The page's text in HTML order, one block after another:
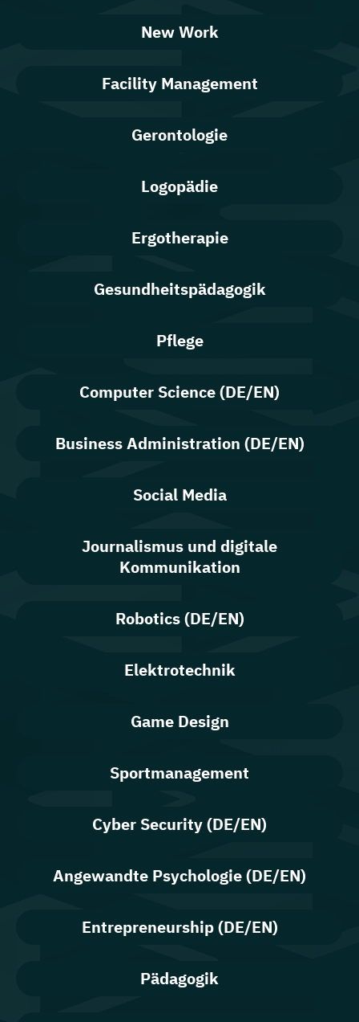
New Work
Facility Management
Gerontologie
Logopädie
Ergotherapie
Gesundheitspädagogik
Pflege
Computer Science (DE/EN)
Business Administration (DE/EN)
Social Media
Journalismus und digitale
Kommunikation
Robotics (DE/EN)
Elektrotechnik
Game Design
Sportmanagement
Cyber Security (DE/EN)
Angewandte Psychologie (DE/EN)
Entrepreneurship (DE/EN)
Pädagogik